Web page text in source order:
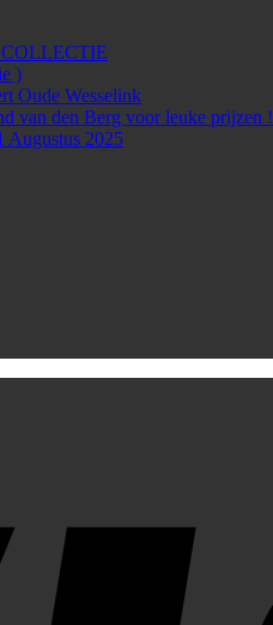
COLLECTIE
)
Oude Wesselink
van den Berg voor leuke prijzen !
Augustus 2025